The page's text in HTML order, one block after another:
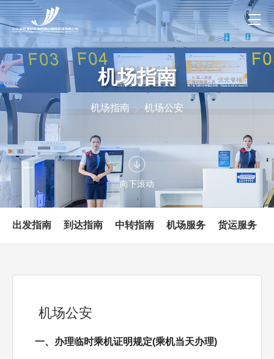
机场指南
机场指南 机场公安
向下滚动
出发指南 到达指南 中转指南 机场服务 货运服务
机场公安
一、办理临时乘机证明规定(乘机当天办理)